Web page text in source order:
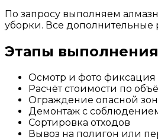
По запросу выполняем
уборки. Все дополнительные
Этапы выполнения
Осмотр и фото фиксация
Расчёт стоимости по
Ограждение опасной
Демонтаж с
Сортировка отходов
Вывоз на полигон или